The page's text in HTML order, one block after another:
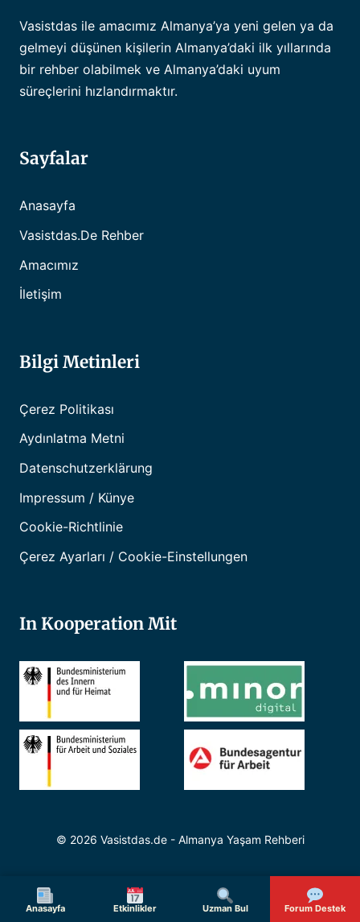
Anasayfa Etkinlikler Uzman Bul Forum Destek
Vasistdas ile amacımız Almanya’ya yeni gelen ya da
gelmeyi düşünen kişilerin Almanya’daki ilk yıllarında
bir rehber olabilmek ve Almanya’daki uyum
süreçlerini hızlandırmaktır.
Sayfalar
Anasayfa
Vasistdas.de Rehber
Amacımız
İletişim
Bilgi Metinleri
Çerez Politikası
Aydınlatma Metni
Datenschutzerklärung
Impressum / Künye
Cookie-Richtlinie
Çerez Ayarları / Cookie-Einstellungen
In Kooperation Mit
© 2026 Vasistdas.de - Almanya Yaşam Rehberi